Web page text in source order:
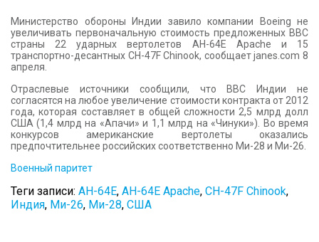
Министерство обороны Индии завило компании Boeing не
увеличивать первоначальную стоимость предложенных ВВС
страны 22 ударных вертолетов AH-64E Apache и 15
транспортно-десантных CH-47F Chinook, сообщает janes.com 8
апреля.
Отраслевые источники сообщили, что ВВС Индии не
согласятся на любое увеличение стоимости контракта от 2012
года, которая составляет в общей сложности 2,5 млрд долл
США (1,4 млрд на «Апачи» и 1,1 млрд на «Чинуки»). Во время
конкурсов американские вертолеты оказались
предпочтительнее российских соответственно Ми-28 и Ми-26.
Военный паритет
Теги записи: AH-64E, AH-64E Apache, CH-47F Chinook,
Индия, Ми-26, Ми-28, США